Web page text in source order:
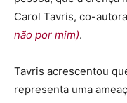
Carol Tavris, co-
não por mim).
Tavris acrescentou
representa uma